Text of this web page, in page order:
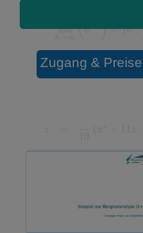
Zugang & Preise